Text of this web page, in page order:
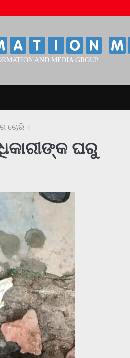
A̲N̲D̲ M̲E̲D̲I̲A̲ G̲R̲O̲U̲P̲
ଚୋରି ।
ଘରୁ